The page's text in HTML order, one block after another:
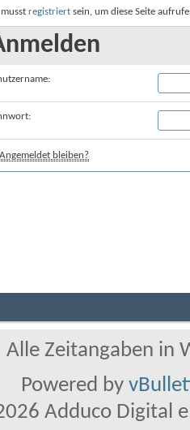
registriert sein, um diese Seite
Angemeldet bleiben?
Alle Zeitangaben in
Powered by
Adduco Digital